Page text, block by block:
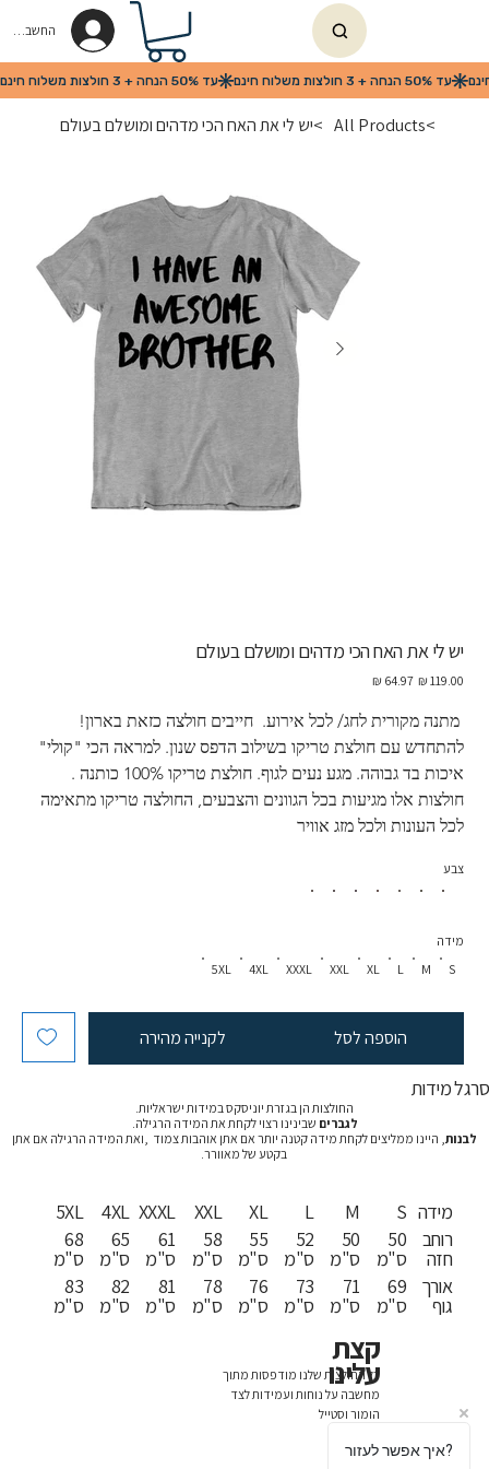
החשבון שלי
>
All Products
>יש לי את האח הכי מדהים ומושלם בעולם
יש לי את האח הכי מדהים ומושלם בעולם
מחיר
מחיר
‏64.97 ‏₪
מתנה מקורית לחג/ לכל אירוע.  חייבים חולצה כזאת בארון!
להתחדש עם חולצת טריקו בשילוב הדפס שנון. למראה הכי "קולי"
איכות בד גבוהה. מגע נעים לגוף. חולצת טריקו 100% כותנה .
חולצות אלו מגיעות בכל הגוונים והצבעים, החולצה טריקו מתאימה
לכל העונות ולכל מזג אוויר
צבע
S
M
L
XL
XXL
XXXL
4XL
5XL
מידה
הוספה לסל לקנייה מהירה
סרגל מידות
החולצות הן בגזרת יוניסקס במידות ישראליות.
לגברים שבינינו רצוי לקחת את המידה הרגילה.
לבנות, היינו ממליצים לקחת מידה קטנה יותר אם אתן אוהבות צמוד ,ואת המידה הרגילה אם אתן
בקטע של מאוורר.
5XL
68
ס"מ
83
ס"מ
4XL
65
ס"מ
82
ס"מ
XXXL
61
ס"מ
81
ס"מ
XXL
58
ס"מ
78
ס"מ
XL
55
ס"מ
76
ס"מ
L
52
ס"מ
73
ס"מ
M
50
ס"מ
71
ס"מ
S
50
ס"מ
69
ס"מ
מידה
רוחב
חזה
אורך
גוף
כל החולצות שלנו מודפסות מתוך
מחשבה על נוחות ועמידות לצד
הומור וסטייל
קצת
עלינו
איך אפשר לעזור?